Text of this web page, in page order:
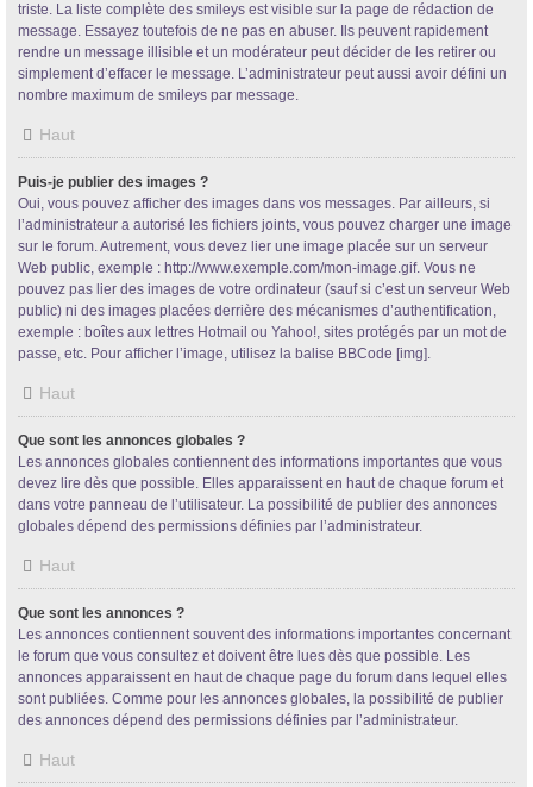
triste. La liste complète des smileys est visible sur la page de rédaction de
message. Essayez toutefois de ne pas en abuser. Ils peuvent rapidement
rendre un message illisible et un modérateur peut décider de les retirer ou
simplement d’effacer le message. L’administrateur peut aussi avoir défini un
nombre maximum de smileys par message.
Haut
Puis-je publier des images ?
Oui, vous pouvez afficher des images dans vos messages. Par ailleurs, si
l’administrateur a autorisé les fichiers joints, vous pouvez charger une image
sur le forum. Autrement, vous devez lier une image placée sur un serveur
Web public, exemple : http://www.exemple.com/mon-image.gif. Vous ne
pouvez pas lier des images de votre ordinateur (sauf si c’est un serveur Web
public) ni des images placées derrière des mécanismes d’authentification,
exemple : boîtes aux lettres Hotmail ou Yahoo!, sites protégés par un mot de
passe, etc. Pour afficher l’image, utilisez la balise BBCode [img].
Haut
Que sont les annonces globales ?
Les annonces globales contiennent des informations importantes que vous
devez lire dès que possible. Elles apparaissent en haut de chaque forum et
dans votre panneau de l’utilisateur. La possibilité de publier des annonces
globales dépend des permissions définies par l’administrateur.
Haut
Que sont les annonces ?
Les annonces contiennent souvent des informations importantes concernant
le forum que vous consultez et doivent être lues dès que possible. Les
annonces apparaissent en haut de chaque page du forum dans lequel elles
sont publiées. Comme pour les annonces globales, la possibilité de publier
des annonces dépend des permissions définies par l’administrateur.
Haut